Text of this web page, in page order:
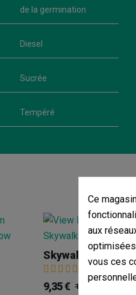
de la germination
Diesel
Sucrée
Tempéré
Skywalker OG Auto
9,35 € 11,00 €
Ce
aux
vous ces